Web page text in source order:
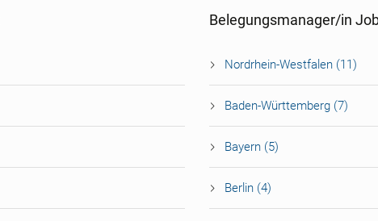
Belegungsmanager/in
Nordrhein-Westfalen (11)
Baden-Württemberg (7)
Bayern (5)
Berlin (4)